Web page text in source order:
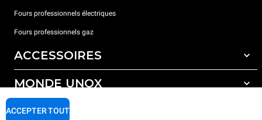
Fours professionnels électriques
Fours professionnels gaz
ACCESSOIRES
Tous les accessoires
Détergents pour lavage automatique
MONDE UNOX
Nos bureaux dans le monde
SUPPORT
ACCEPTER TOUT